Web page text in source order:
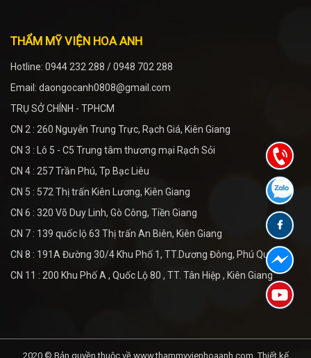
THẨM MỸ VIỆN HOA ANH
Hotline: 0944 232 288 / 0948 702 288
Email: daongocanh0808@gmail.com
TRỤ SỞ CHÍNH - TPHCM
CN 2 : 260 Nguyễn Trung Trực, Rạch Giá, Kiên Giang
CN 3 : Lô 5 - C5 Trung tâm thương mại Rạch Sỏi
CN 4 : 257 Trần Phú, Tp Bạc Liêu
CN 5 : 572 Thị trấn Kiên Lương, Kiên Giang
CN 6 : 320 Võ Duy Linh, Gò Công, Tiền Giang
CN 7 : 139 quốc lộ 63 Thị trấn An Biên, Kiên Giang
CN 8 : 191A Đường 30/4 Khu Phố 1, TT.Dương Đông, Phú Quốc
CN 11 : 200 Khu Phố A , Quốc Lộ 80 , TT. Tân Hiệp , Kiên Giang
2020 © Bản quyền thuộc về www.thammyvienhoaanh.com.Thiết kế